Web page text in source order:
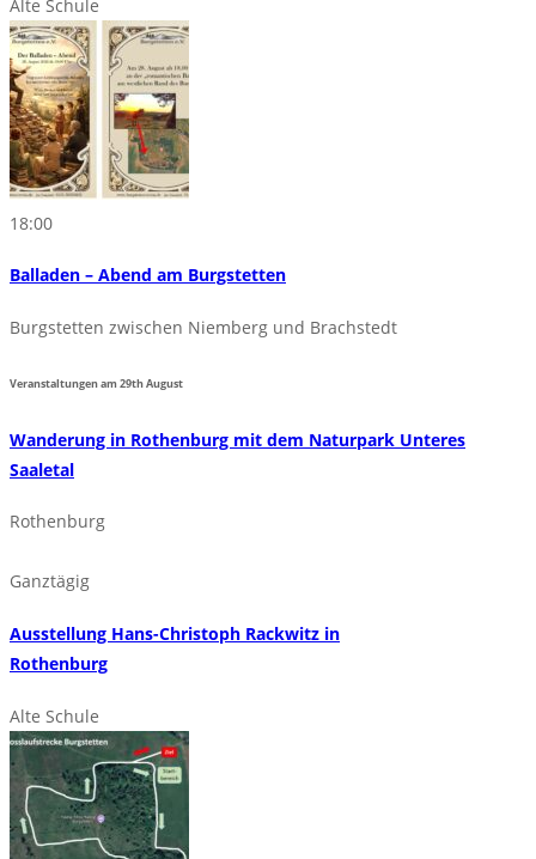
Alte Schule
18:00
Balladen – Abend am Burgstetten
Burgstetten zwischen Niemberg und Brachstedt
Veranstaltungen am29thAugust
Wanderung in Rothenburg mit dem Naturpark Unteres
Saaletal
Rothenburg
Ganztägig
Ausstellung Hans-Christoph Rackwitz in
Rothenburg
Alte Schule